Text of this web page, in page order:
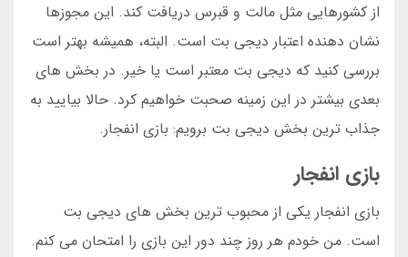
از کشورهایی مثل مالت و قبرس دریافت کند. این مجوزها
نشان دهنده اعتبار دیجی بت است. البته، همیشه بهتر است
بررسی کنید که دیجی بت معتبر است یا خیر. در بخش های
بعدی بیشتر در این زمینه صحبت خواهیم کرد. حالا بیایید به
جذاب ترین بخش دیجی بت برویم: بازی انفجار.
بازی انفجار
بازی انفجار یکی از محبوب ترین بخش های دیجی بت
است. من خودم هر روز چند دور این بازی را امتحان می کنم.